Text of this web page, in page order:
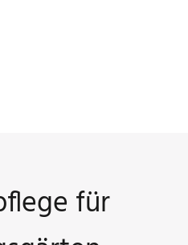
für